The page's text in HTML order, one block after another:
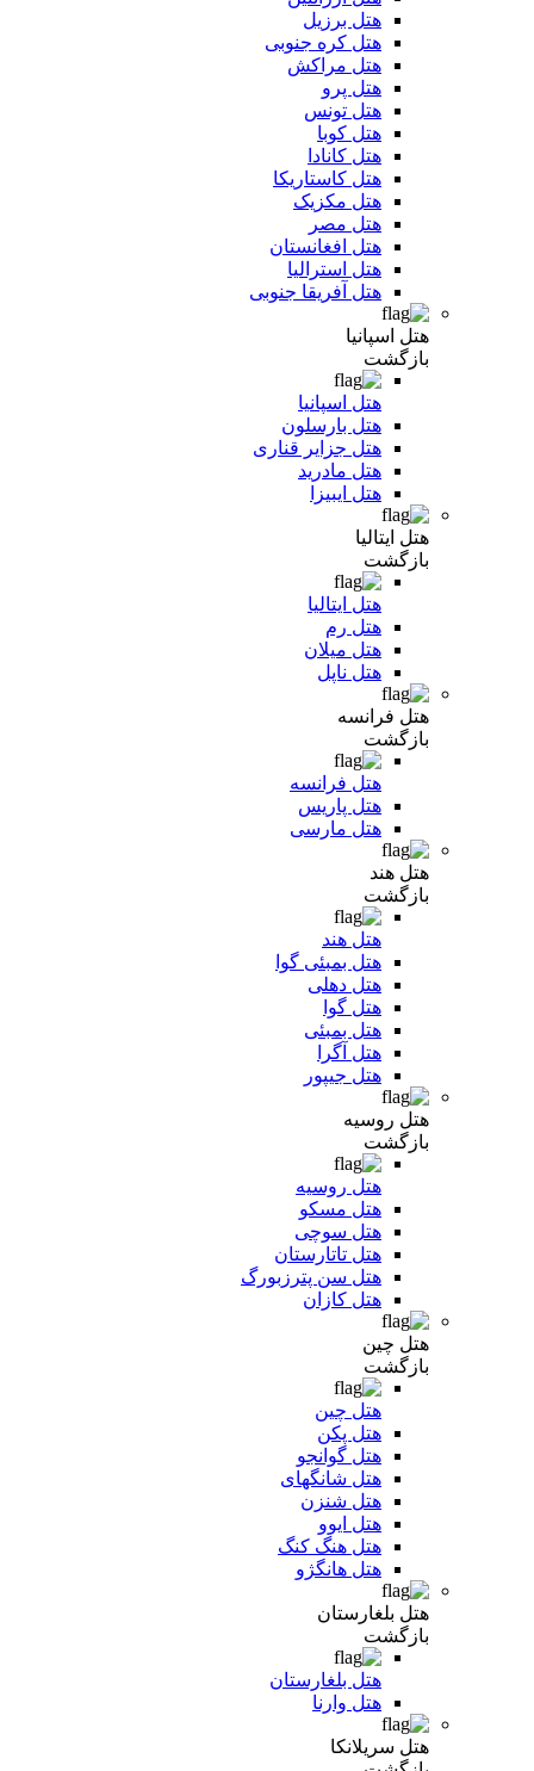
هتل برزیل
هتل کره جنوبی
هتل مراکش
هتل پرو
هتل تونس
هتل کوبا
هتل کانادا
هتل کاستاریکا
هتل مکزیک
هتل مصر
هتل افغانستان
هتل استرالیا
هتل آفریقا جنوبی
هتل اسپانیا
بازگشت
هتل اسپانیا
هتل بارسلون
هتل جزایر قناری
هتل مادرید
هتل ایبیزا
هتل ایتالیا
بازگشت
هتل ایتالیا
هتل رم
هتل میلان
هتل ناپل
هتل فرانسه
بازگشت
هتل فرانسه
هتل پاریس
هتل مارسی
هتل هند
بازگشت
هتل هند
هتل بمبئی گوا
هتل دهلی
هتل گوا
هتل بمبئی
هتل آگرا
هتل جیپور
هتل روسیه
بازگشت
هتل روسیه
هتل مسکو
هتل سوچی
هتل تاتارستان
هتل سن پترزبورگ
هتل کازان
هتل چین
بازگشت
هتل چین
هتل پکن
هتل گوانجو
هتل شانگهای
هتل شنزن
هتل ایوو
هتل هنگ کنگ
هتل هانگژو
هتل بلغارستان
بازگشت
هتل بلغارستان
هتل وارنا
هتل سریلانکا